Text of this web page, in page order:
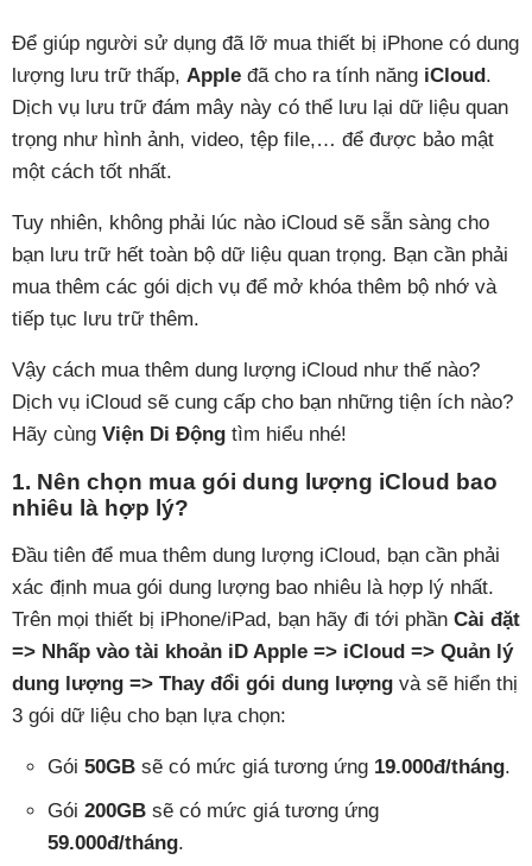
Để giúp người sử dụng đã lỡ mua thiết bị iPhone có dung
lượng lưu trữ thấp, Apple đã cho ra tính năng iCloud.
Dịch vụ lưu trữ đám mây này có thể lưu lại dữ liệu quan
trọng như hình ảnh, video, tệp file,… để được bảo mật
một cách tốt nhất.
Tuy nhiên, không phải lúc nào iCloud sẽ sẵn sàng cho
bạn lưu trữ hết toàn bộ dữ liệu quan trọng. Bạn cần phải
mua thêm các gói dịch vụ để mở khóa thêm bộ nhớ và
tiếp tục lưu trữ thêm.
Vậy cách mua thêm dung lượng iCloud như thế nào?
Dịch vụ iCloud sẽ cung cấp cho bạn những tiện ích nào?
Hãy cùng Viện Di Động tìm hiểu nhé!
1. Nên chọn mua gói dung lượng iCloud bao
nhiêu là hợp lý?
Đầu tiên để mua thêm dung lượng iCloud, bạn cần phải
xác định mua gói dung lượng bao nhiêu là hợp lý nhất.
Trên mọi thiết bị iPhone/iPad, bạn hãy đi tới phần Cài đặt
=> Nhấp vào tài khoản iD Apple => iCloud => Quản lý
dung lượng => Thay đổi gói dung lượng và sẽ hiển thị
3 gói dữ liệu cho bạn lựa chọn:
Gói 50GB sẽ có mức giá tương ứng 19.000đ/tháng.
Gói 200GB sẽ có mức giá tương ứng
59.000đ/tháng.